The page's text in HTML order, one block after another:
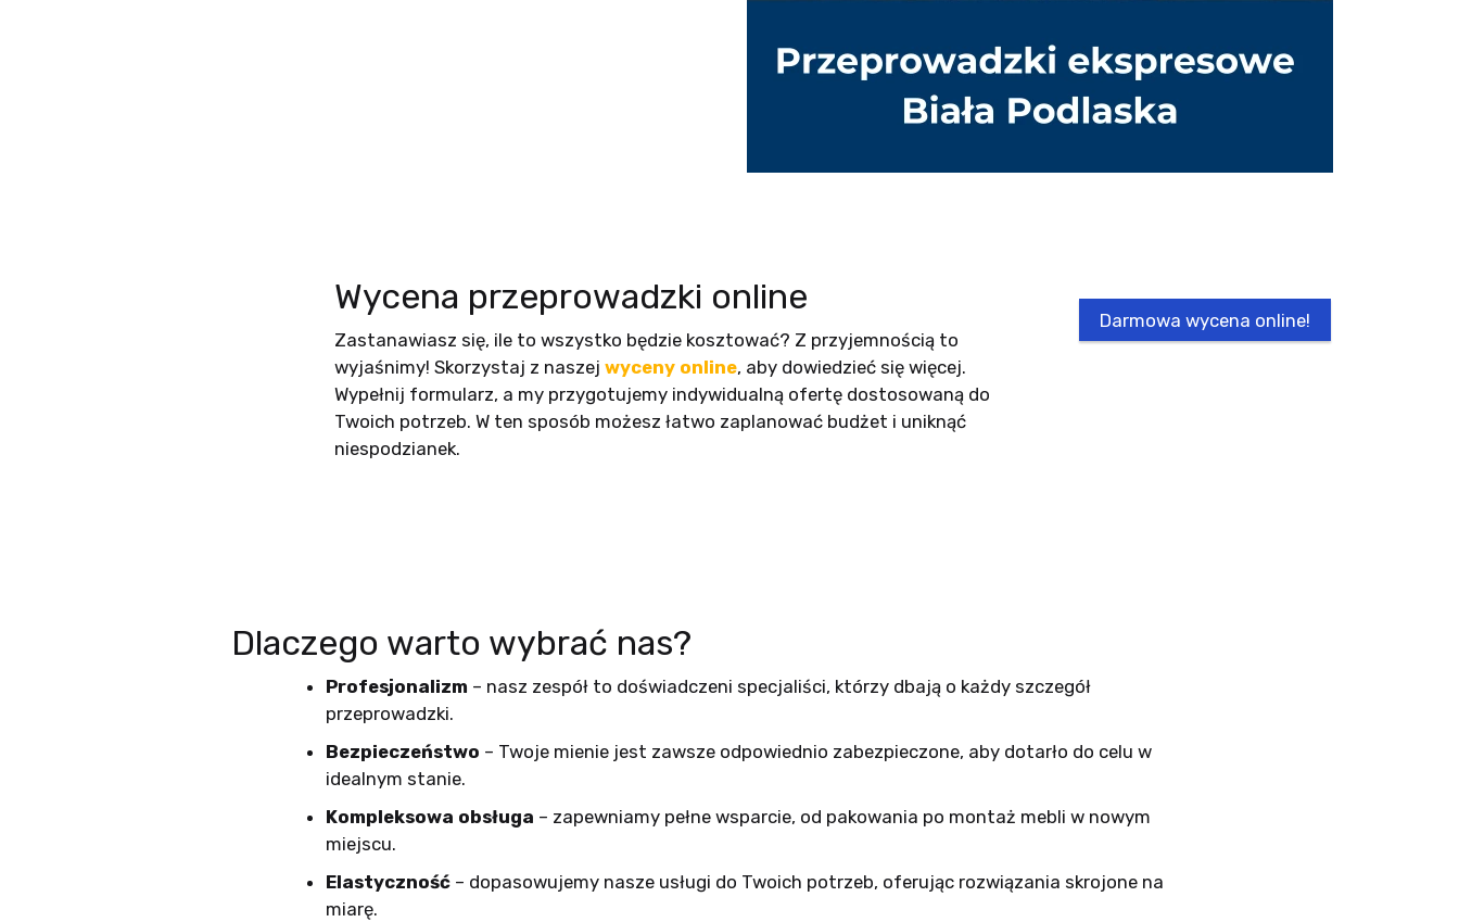
Wycena przeprowadzki online
Zastanawiasz się, ile to wszystko będzie kosztować? Z przyjemnością to
wyjaśnimy! Skorzystaj z naszej wyceny online, aby dowiedzieć się więcej.
Wypełnij formularz, a my przygotujemy indywidualną ofertę dostosowaną do
Twoich potrzeb. W ten sposób możesz łatwo zaplanować budżet i uniknąć
niespodzianek.
Darmowa wycena online!
Dlaczego warto wybrać nas?
Profesjonalizm – nasz zespół to doświadczeni specjaliści, którzy dbają o każdy szczegół
przeprowadzki.
Bezpieczeństwo – Twoje mienie jest zawsze odpowiednio zabezpieczone, aby dotarło do celu w
idealnym stanie.
Kompleksowa obsługa – zapewniamy pełne wsparcie, od pakowania po montaż mebli w nowym
miejscu.
Elastyczność – dopasowujemy nasze usługi do Twoich potrzeb, oferując rozwiązania skrojone na
miarę.